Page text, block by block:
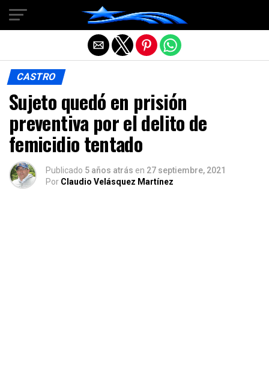
CASTRO
Sujeto quedó en prisión
preventiva por el delito de
femicidio tentado
Publicado 5 años atrás en 27 septiembre, 2021
Por Claudio Velásquez Martínez
Salir de la versión móvil